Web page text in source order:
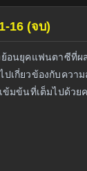
16 (จบ)
นยุคแฟนตาซีที่
กี่ยวข้องกับควา
มข้นที่เต็มไปด้วย